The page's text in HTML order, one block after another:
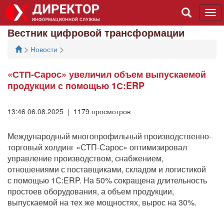
Вестник цифровой трансформации
> Новости >
«СТП-Сарос» увеличил объем выпускаемой
продукции с помощью 1С:ERP
13:46 06.08.2025 | 1179 просмотров
Международный многопрофильный производственно-
торговый холдинг «СТП-Сарос» оптимизировал
управление производством, снабжением,
отношениями с поставщиками, складом и логистикой
с помощью 1С:ERP. На 50% сокращена длительность
простоев оборудования, а объем продукции,
выпускаемой на тех же мощностях, вырос на 30%.